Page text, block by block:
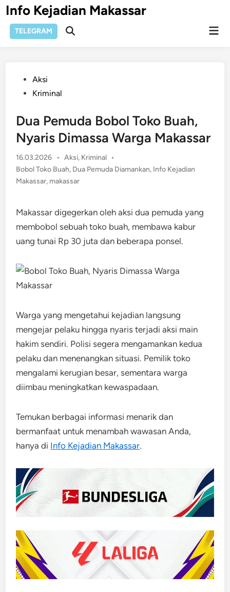
Skip
to
content
Info Kejadian Makassar
TELEGRAM
Open
PostedAksi
Kriminal
Dua Pemuda Bobol Toko Buah,
Nyaris Dimassa Warga Makassar
16.03.2026 • Posted
in
Aksi, Kriminal •
Bobol Toko Buah, Dua Pemuda Diamankan, Info Kejadian
Makassar, makassar
Makassar digegerkan oleh aksi dua pemuda yang
membobol sebuah toko buah, membawa kabur
uang tunai Rp 30 juta dan beberapa ponsel.
Warga yang mengetahui kejadian langsung
mengejar pelaku hingga nyaris terjadi aksi main
hakim sendiri. Polisi segera mengamankan kedua
pelaku dan menenangkan situasi. Pemilik toko
mengalami kerugian besar, sementara warga
diimbau meningkatkan kewaspadaan.
Temukan berbagai informasi menarik dan
bermanfaat untuk menambah wawasan Anda,
hanya di Info Kejadian Makassar.